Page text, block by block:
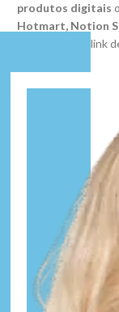
produtos digitais
Hotmart, Notion
Basta enviar o link